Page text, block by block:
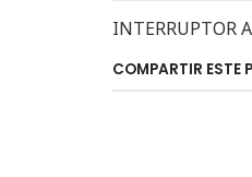
INTERRUPTOR
COMPARTIR ESTE